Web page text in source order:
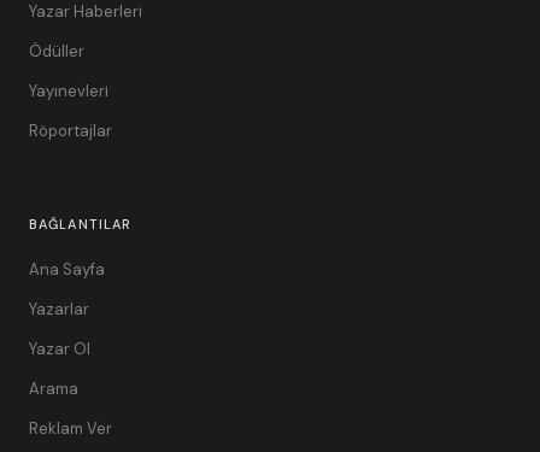
Yazar Haberleri
Ödüller
Yayınevleri
Röportajlar
BAĞLANTILAR
Ana Sayfa
Yazarlar
Yazar Ol
Arama
Reklam Ver